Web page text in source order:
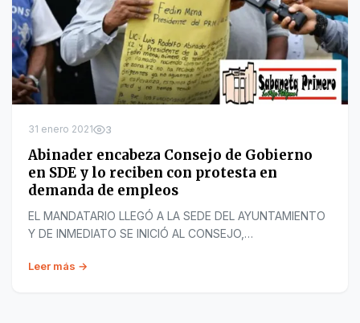
31 enero 2021 3
Abinader encabeza Consejo de Gobierno
en SDE y lo reciben con protesta en
demanda de empleos
EL MANDATARIO LLEGÓ A LA SEDE DEL AYUNTAMIENTO
Y DE INMEDIATO SE INICIÓ AL CONSEJO,…
Leer más →